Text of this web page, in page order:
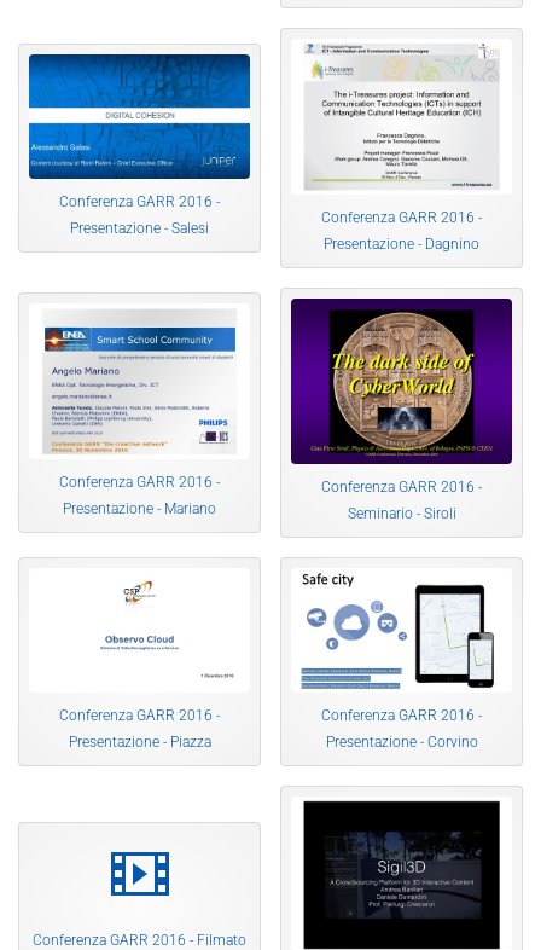
Conferenza GARR 2016 -
Presentazione - Salesi
Conferenza GARR 2016 -
Presentazione - Dagnino
Conferenza GARR 2016 -
Presentazione - Mariano
Conferenza GARR 2016 -
Seminario - Siroli
Conferenza GARR 2016 -
Presentazione - Piazza
Conferenza GARR 2016 -
Presentazione - Corvino
video
Conferenza GARR 2016 - Filmato